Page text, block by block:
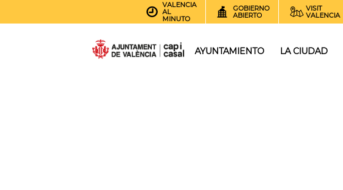
VALENCIA
AL
MINUTO
GOBIERNO
ABIERTO
VISIT
VALENCIA
AYUNTAMIENTO LA CIUDAD